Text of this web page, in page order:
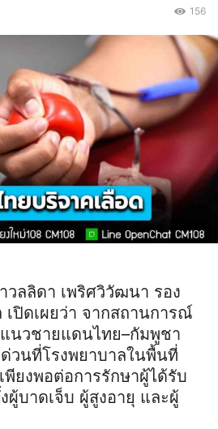
156
วลลิดา เพริศวิวัฒนา รอง
ปิดเผยว่า จากสถานการณ์
นวชายแดนไทย–กัมพูชา
ด่วนที่โรงพยาบาลในพื้นที่
พียงพอต่อการรักษาผู้ได้รับ
บาดเจ็บ ผู้สูงอายุ และผู้